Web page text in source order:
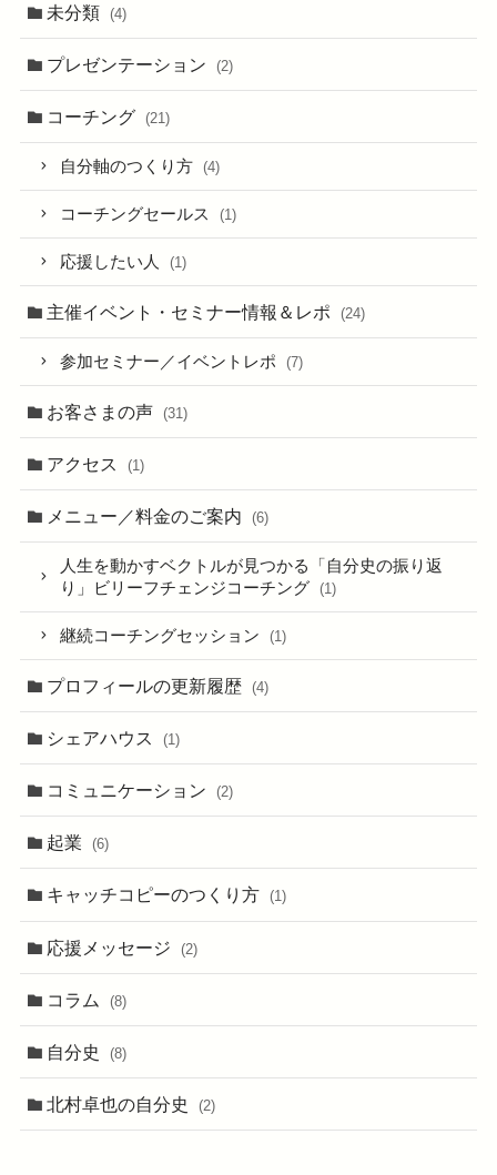
未分類 (4)
プレゼンテーション (2)
コーチング (21)
自分軸のつくり方 (4)
コーチングセールス (1)
応援したい人 (1)
主催イベント・セミナー情報＆レポ (24)
参加セミナー／イベントレポ (7)
お客さまの声 (31)
アクセス (1)
メニュー／料金のご案内 (6)
人生を動かすベクトルが見つかる「自分史の振り返
り」ビリーフチェンジコーチング
(1)
継続コーチングセッション (1)
プロフィールの更新履歴 (4)
シェアハウス (1)
コミュニケーション (2)
起業 (6)
キャッチコピーのつくり方 (1)
応援メッセージ (2)
コラム (8)
自分史 (8)
北村卓也の自分史 (2)